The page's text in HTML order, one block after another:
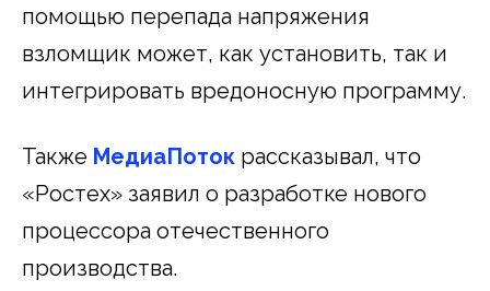
помощью перепада напряжения
взломщик может, как установить, так и
интегрировать вредоносную программу.
Также МедиаПоток рассказывал, что
«Ростех» заявил о разработке нового
процессора отечественного
производства.